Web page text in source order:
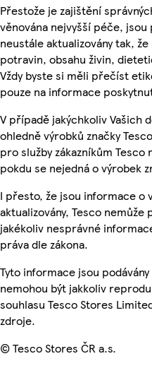
Přestože je zajištění
věnována nejvyšší péče,
neustále aktualizovány tak,
potravin, obsahu živin,
Vždy byste si měli přečíst
pouze na informace
V případě jakýchkoliv Vašich
ohledně výrobků značky
pro služby zákazníkům
pokdu se nejedná o výrobek
I přesto, že jsou informace o
aktualizovány, Tesco
jakékoliv nesprávné
práva dle zákona.
Tyto informace jsou
nemohou být jakkoliv
souhlasu Tesco Stores
zdroje.
© Tesco Stores ČR a.s.